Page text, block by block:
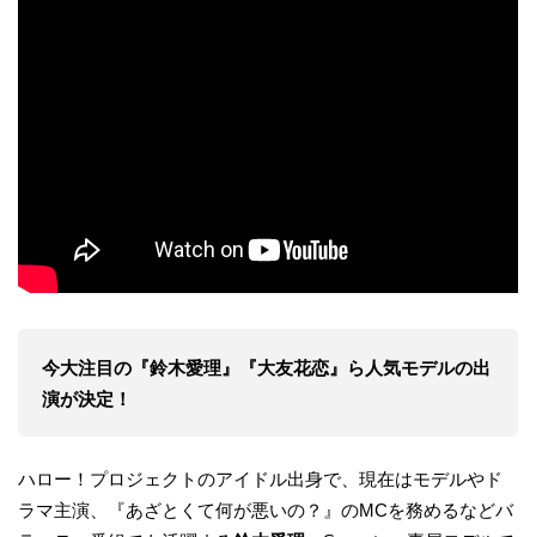
今大注目の『鈴木愛理』『大友花恋』ら人気モデルの出
演が決定！
ハロー！プロジェクトのアイドル出身で、現在はモデルやド
ラマ主演、『あざとくて何が悪いの？』のMCを務めるなどバ